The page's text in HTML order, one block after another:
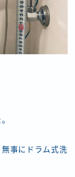
事にドラム式洗